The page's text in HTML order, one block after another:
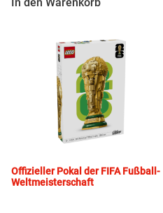
Offizieller Pokal der FIFA Fußball-
Weltmeisterschaft